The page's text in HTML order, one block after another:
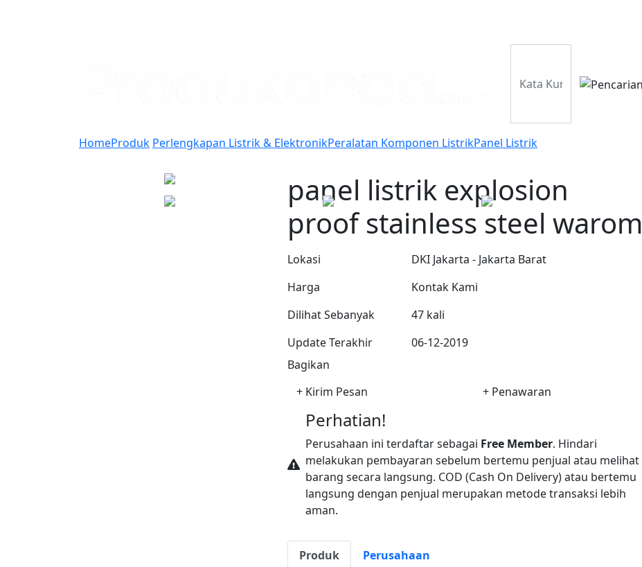
HomeProduk Perlengkapan Listrik & ElektronikPeralatan Komponen ListrikPanel Listrik
panel listrik explosion
proof stainless steel warom
Lokasi
DKI Jakarta - Jakarta Barat
Harga
Kontak Kami
Dilihat Sebanyak
47 kali
Update Terakhir
06-12-2019
Bagikan
+ Kirim Pesan + Penawaran
Perhatian!
Perusahaan ini terdaftar sebagai Free Member. Hindari
melakukan pembayaran sebelum bertemu penjual atau melihat
barang secara langsung. COD (Cash On Delivery) atau bertemu
langsung dengan penjual merupakan metode transaksi lebih
aman.
Produk Perusahaan